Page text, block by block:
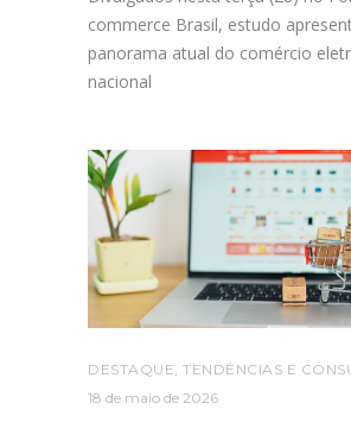
commerce Brasil, estudo
panorama atual do comércio
nacional
DESTAQUE TENDÊNCIAS E
18 de maio de 2026